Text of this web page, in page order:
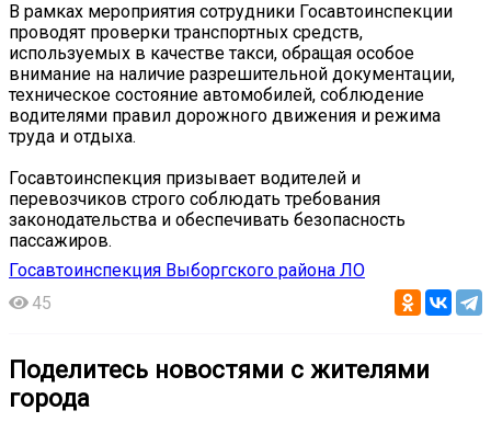
В рамках мероприятия сотрудники Госавтоинспекции
проводят проверки транспортных средств,
используемых в качестве такси, обращая особое
внимание на наличие разрешительной документации,
техническое состояние автомобилей, соблюдение
водителями правил дорожного движения и режима
труда и отдыха.
Госавтоинспекция призывает водителей и
перевозчиков строго соблюдать требования
законодательства и обеспечивать безопасность
пассажиров.
Госавтоинспекция Выборгского района ЛО
45
Поделитесь новостями с жителями
города